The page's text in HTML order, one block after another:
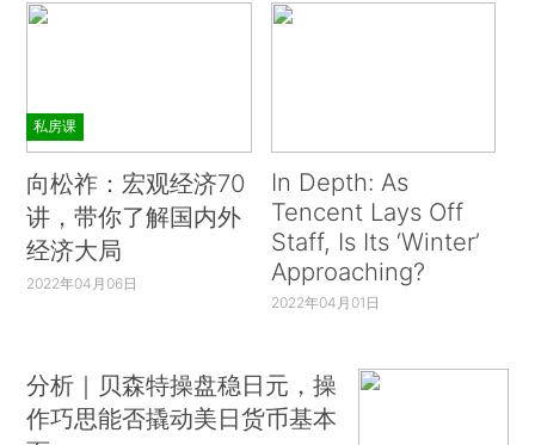
私房课
向松祚：宏观经济70
讲，带你了解国内外
经济大局
2022年04月06日
In Depth: As
Tencent Lays Off
Staff, Is Its ‘Winter’
Approaching?
2022年04月01日
分析｜贝森特操盘稳日元，操
作巧思能否撬动美日货币基本